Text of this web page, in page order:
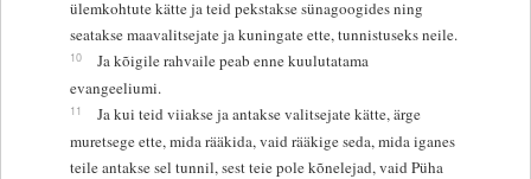
ülemkohtute kätte ja teid pekstakse sünagoogides ning
seatakse maavalitsejate ja kuningate ette, tunnistuseks neile.
10
Ja kõigile rahvaile peab enne kuulutatama
evangeeliumi.
11
Ja kui teid viiakse ja antakse valitsejate kätte, ärge
muretsege ette, mida rääkida, vaid rääkige seda, mida iganes
teile antakse sel tunnil, sest teie pole kõnelejad, vaid Püha